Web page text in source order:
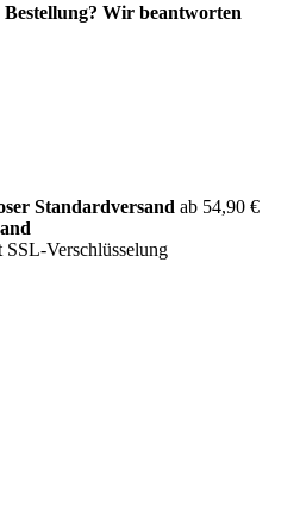
Wir beantworten
Standardversand ab 54,90 €
SSL-Verschlüsselung